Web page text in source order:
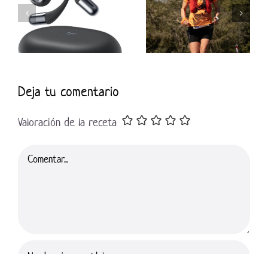
Deja tu comentario
Valoración de la receta
Comentar